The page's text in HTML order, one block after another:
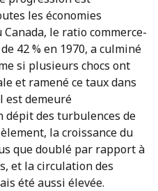
les économies
le ratio commerce-
42 % en 1970, a culminé
si plusieurs chocs ont
et ramené ce taux dans
est demeuré
dépit des turbulences de
la croissance du
que doublé par rapport à
et la circulation des
été aussi élevée.